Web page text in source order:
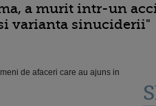
a murit intr-un
varianta sinuciderii"
de afaceri care au ajuns in